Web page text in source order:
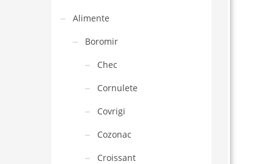
Alimente
Boromir
Chec
Cornulete
Covrigi
Cozonac
Croissant